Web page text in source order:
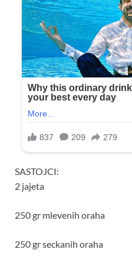
SASTOJCI:
2 jajeta
250 gr mlevenih oraha
250 gr seckanih oraha